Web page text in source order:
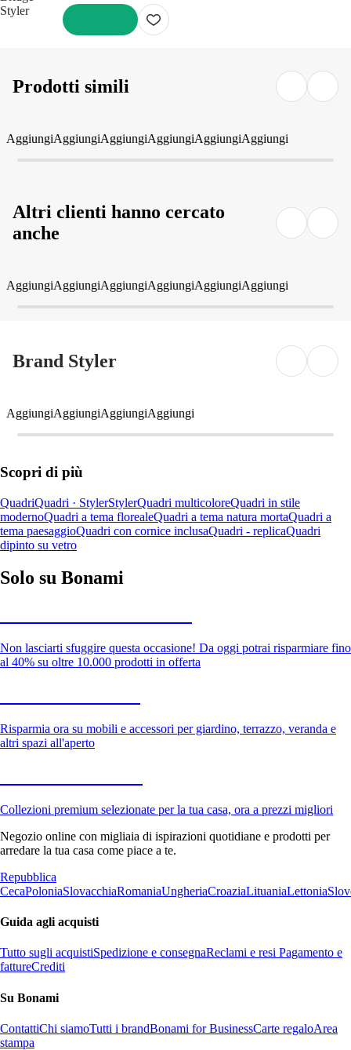
Prodotti simili
AggiungiAggiungiAggiungiAggiungiAggiungiAggiungi
Altri clienti hanno cercato
anche
AggiungiAggiungiAggiungiAggiungiAggiungiAggiungi
Brand Styler
AggiungiAggiungiAggiungiAggiungi
Scopri di più
QuadriQuadri · StylerStylerQuadri multicoloreQuadri in stile
modernoQuadri a tema florealeQuadri a tema natura mortaQuadri a
tema paesaggioQuadri con cornice inclusaQuadri - replicaQuadri
dipinto su vetro
Solo su Bonami
Non lasciarti sfuggire questa occasione! Da oggi potrai risparmiare fino
al 40% su oltre 10.000 prodotti in offerta
Risparmia ora su mobili e accessori per giardino, terrazzo, veranda e
altri spazi all'aperto
Collezioni premium selezionate per la tua casa, ora a prezzi migliori
Negozio online con migliaia di ispirazioni quotidiane e prodotti per
arredare la tua casa come piace a te.
Repubblica
CecaPoloniaSlovacchiaRomaniaUngheriaCroaziaLituaniaLettonia
Guida agli acquisti
Tutto sugli acquistiSpedizione e consegnaReclami e resi Pagamento e
fattureCrediti
Su Bonami
ContattiChi siamoTutti i brandBonami for BusinessCarte regaloArea
stampa